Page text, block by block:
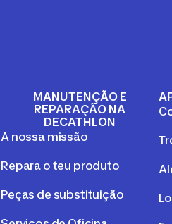
MANUTENÇÃO E
REPARAÇÃO NA
DECATHLON
A nossa missão
Repara o teu produto
Peças de substituição